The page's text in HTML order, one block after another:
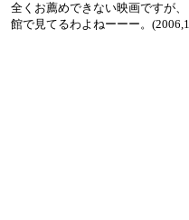
全くお薦めできない映画ですが
館で見てるわよねーーー。